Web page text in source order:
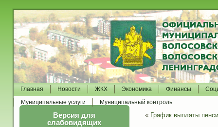
Главная Новости ЖКХ Экономика Финансы
Муниципальные услуги
Муниципальный контроль
Версия для
слабовидящих
« График выплаты